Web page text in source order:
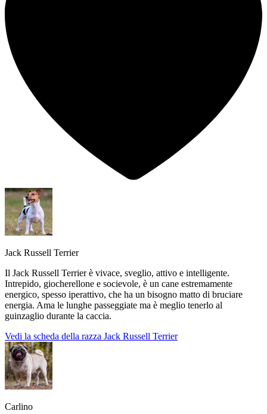
Jack Russell Terrier
Il Jack Russell Terrier è vivace, sveglio, attivo e intelligente.
Intrepido, giocherellone e socievole, è un cane estremamente
energico, spesso iperattivo, che ha un bisogno matto di bruciare
energia. Ama le lunghe passeggiate ma è meglio tenerlo al
guinzaglio durante la caccia.
Vedi la scheda della razza Jack Russell Terrier
Carlino